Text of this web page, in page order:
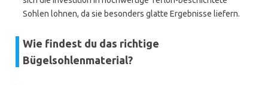
Sohlen lohnen, da sie besonders glatte Ergebnisse liefern.
Wie findest du das richtige
Bügelsohlenmaterial?